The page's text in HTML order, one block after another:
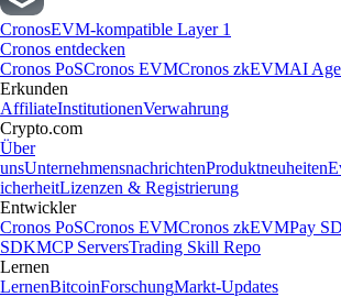
CronosEVM-kompatible Layer 1
Cronos entdecken
Cronos PoSCronos EVMCronos zkEVMAI
Erkunden
AffiliateInstitutionenVerwahrung
Crypto.com
Über
unsUnternehmensnachrichtenProduktneuheiten
icherheitLizenzen & Registrierung
Entwickler
Cronos PoSCronos EVMCronos zkEVMPay
SDKMCP ServersTrading Skill Repo
Lernen
LernenBitcoinForschungMarkt-Updates